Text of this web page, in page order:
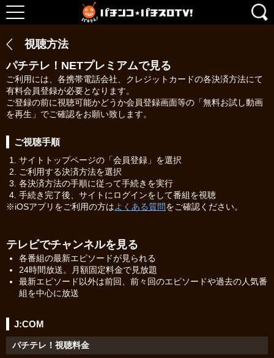
視聴方法
パチテレ！NETプレミアムで見る
ご利用には、各携帯電話会社、クレジットカードの各決済方法にて
有料会員登録が必要となります。
ご登録の前に視聴可能かどうか会員登録画面等の「無料お試し動画
を再生」でご確認をお願い致します。
ご視聴手順
サイトトップページの「会員登録」を選択
ご利用する決済方法を選択
各決済方法の手順に従って手続きを実行
手続き完了後、サイトにログインをして番組を視聴
※iOSアプリをご利用の方はよくある質問をご確認ください。
テレビでチャンネルを見る
各番組の最新エピソードが見られる
24時間放送。月額固定料金で見放題
最新エピソード以外は前回、前々回のエピソードや過去の人気番
組を中心に放送
J:COM
パチテレ！視聴料金